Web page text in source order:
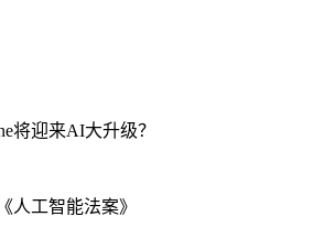
将迎来AI大升级？